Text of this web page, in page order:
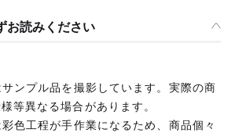
お読みください
ンプル品を撮影しています。実際の商
等異なる場合があります。
色工程が手作業になるため、商品個々